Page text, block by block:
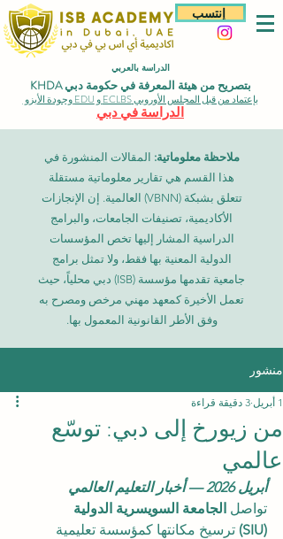
إنتسب
الدراسة بالعربي
بتصريح من هيئة المعرفة في حكومة دبي KHDA
بإعتماد من قبل المجلس الأوروبي ECLBS و EDU وجودة الأيزو
الدراسة في دبي
ملاحظة معلوماتية: المقالات المنشورة في
هذا القسم هي تقارير معلوماتية مستقلة
تتعلق بشبكة (VBNN) العالمية. إن الإنجازات
الأكاديمية، تصنيفات الجامعات، والبرامج
الدراسية المشار إليها تخص المؤسسات
الدولية المعنية بها فقط، ولا تمثل برامج
جامعية تقدمها مؤسسة (ISB) دبي محلياً، حيث
تعمل الأخيرة كمعهد مهني مرخص ومصرح به
وفق الأطر القانونية المعمول بها.
منشور
من زيورخ إلى دبي: توسّع
عالمي
1 أبريل 3 دقيقة قراءة
أبريل 2026 — أخبار التعليم العالمي
تواصل الجامعة السويسرية الدولية
(SIU)
ترسيخ مكانتها كمؤسسة تعليمية